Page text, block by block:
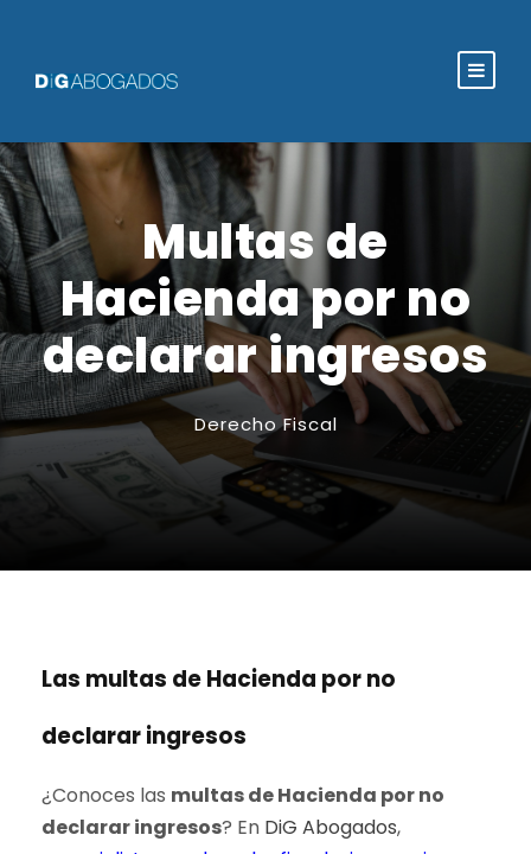
Multas de
Hacienda por no
declarar ingresos
Derecho Fiscal
Las multas de Hacienda por no
declarar ingresos
¿Conoces las multas de Hacienda por no
declarar ingresos? En DiG Abogados,